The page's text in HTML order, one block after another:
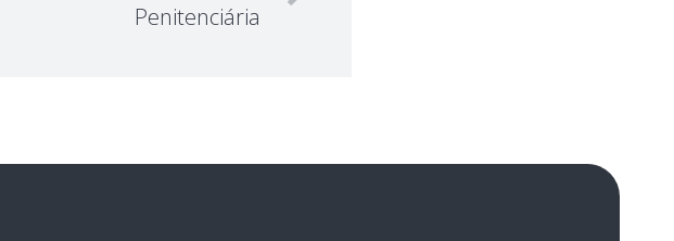
Penitenciária